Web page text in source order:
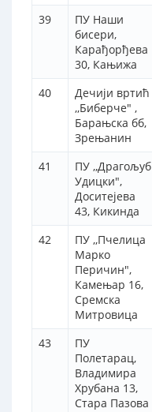
39
ПУ Наши
бисери,
Карађорђева
30, Кањижа
40
Дечији вртић
,,Биберче" ,
Барањска бб,
Зрењанин
41
ПУ ,,Драгољуб
Удицки",
Доситејева
43, Кикинда
42
ПУ ,,Пчелица
Марко
Перичин",
Камењар 16,
Сремска
Митровица
43
ПУ
Полетарац,
Владимира
Хрубана 13,
Стара Пазова